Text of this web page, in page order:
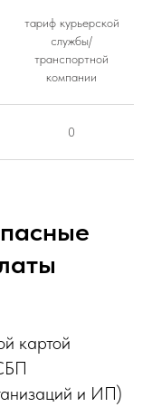
тариф курьерской
службы/
транспортной
компании
0
картой
и ИП)